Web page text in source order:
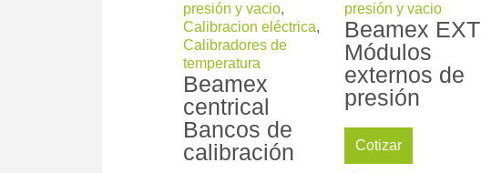
presión y vacio,
Calibracion eléctrica,
Calibradores de
temperatura
Beamex
centrical
Bancos de
calibración
presión y vacio
Beamex EXT
Módulos
externos de
presión
Cotizar